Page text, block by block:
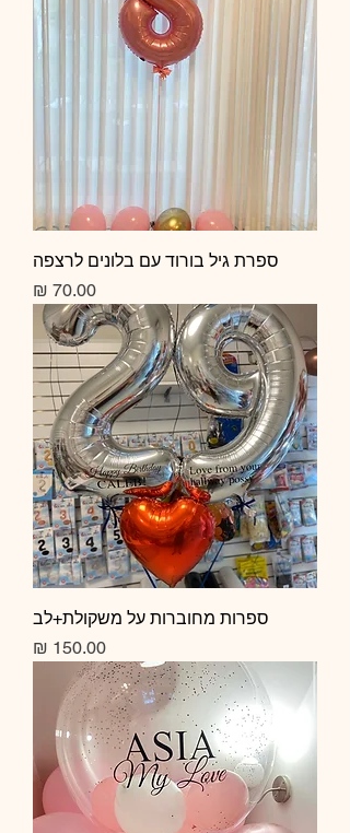
ספרת גיל בורוד עם בלונים לרצפה
מחיר
ספרות מחוברות על משקולת+לב
מחיר